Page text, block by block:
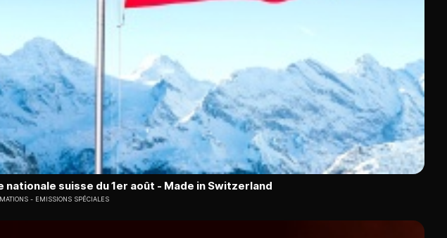
nationale suisse du 1er août - Made in Switzerland
EMISSIONS SPÉCIALES